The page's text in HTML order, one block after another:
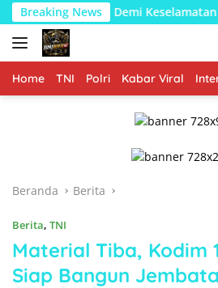
Langsung
ke
konten
Breaking News
Pohon Demi Keselamatan dan
Home TNI Polri Kabar Viral
Beranda Berita
Berita, TNI
Material Tiba, Kodim
Siap Bangun